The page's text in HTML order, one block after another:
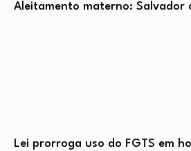
Aleitamento materno: Salvador
Lei prorroga uso do FGTS em